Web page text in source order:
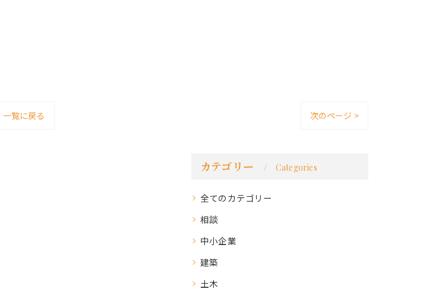
一覧に戻る 次のページ >
カテゴリー Categories
全てのカテゴリー
相談
中小企業
建築
土木